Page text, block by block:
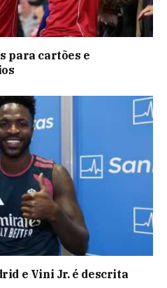
para cartões e
e Vini Jr. é descrita